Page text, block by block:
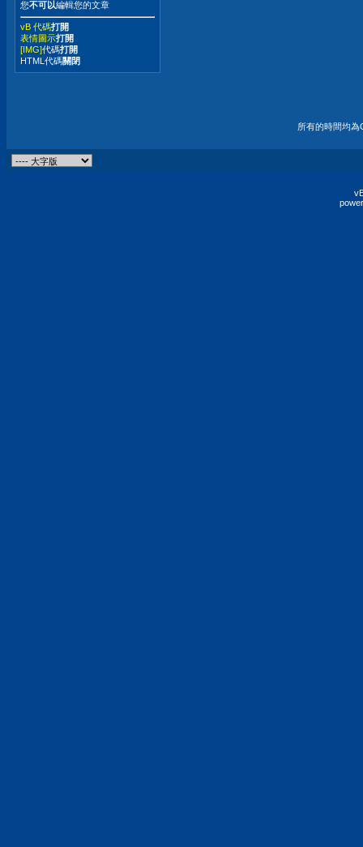
您不可以編輯您的文章
vB 代碼打開
表情圖示打開
[IMG]代碼打開
HTML代碼關閉
所有的時間均為